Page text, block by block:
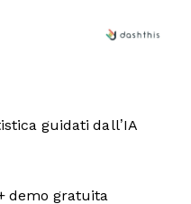
guidati dall’IA
demo gratuita